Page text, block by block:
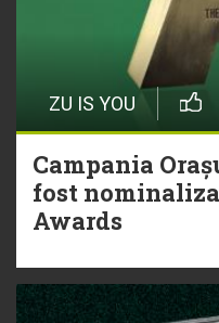
ZU IS YOU
Campania
fost
Awards